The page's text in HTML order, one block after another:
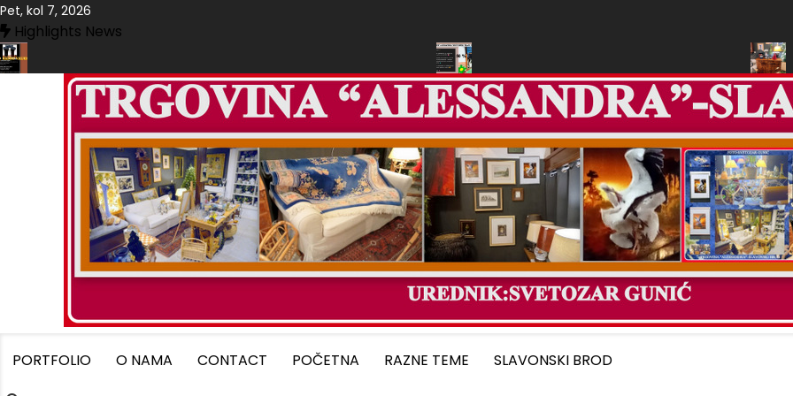
Skip
to
content
Pet, kol 7, 2026
Highlights News
U TRGOVINI “ALESSANDRA”-SLAVONSKI BROD TRGOVINA “ALESSANDRA”-SLAVONSKI BRODU
PORTFOLIO O NAMA CONTACT POČETNA RAZNE TEME SLAVONSKI BROD